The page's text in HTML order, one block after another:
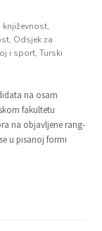
književnost,
, Odsjek za
i sport,Turski
na osam
fakultetu
na objavljene rang-
u pisanoj formi